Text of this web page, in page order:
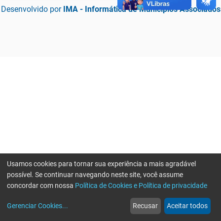
Desenvolvido por IMA - Informática de Municípios Associados
web
Notícias
more_horiz
Mais
Usamos cookies para tornar sua experiência a mais agradável
possível. Se continuar navegando neste site, você assume
concordar com nossa Política de Cookies e Política de privacidade
Gerenciar Cookies... Recusar Aceitar todos
Erro ao enviar informações, por favor tente novamente